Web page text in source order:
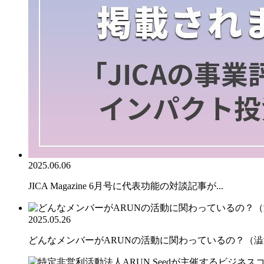
2025.06.06
JICA Magazine 6月号に代表功能の対談記事が...
2025.05.26
どんなメンバーがARUNの活動に関わっているの？（